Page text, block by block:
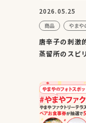
2026.05.25
商品 やまや
唐辛子の刺激
蒸留所のスピ